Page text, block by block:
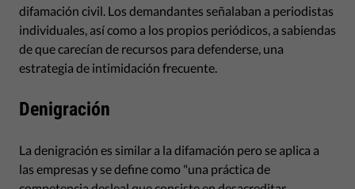
difamación civil. Los demandantes señalaban a periodistas
individuales, así como a los propios periódicos, a sabiendas
de que carecían de recursos para defenderse, una
estrategia de intimidación frecuente.
Denigración
La denigración es similar a la difamación pero se aplica a
las empresas y se define como "una práctica de